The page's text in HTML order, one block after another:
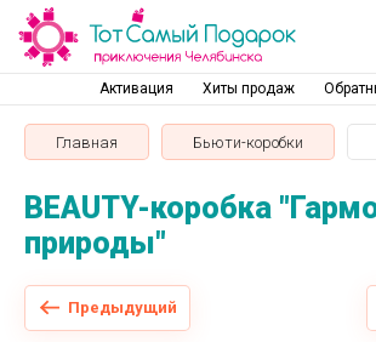
Активация Хиты продаж
Главная Бьюти-коробки
BEAUTY-коробка
природы"
Предыдущий